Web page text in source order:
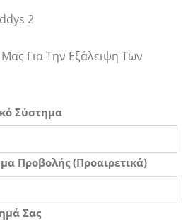
2
Για Την Εξάλειψη Των
Σύστημα
Προβολής (Προαιρετικά)
Σας